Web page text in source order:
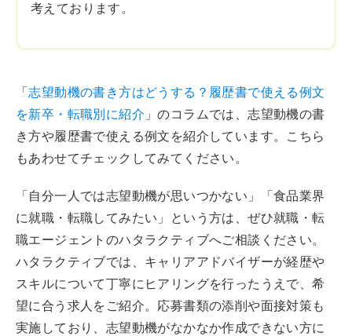
考えております。
「志望動機の書き方はどうする？履歴書で使える例文
を新卒・転職別に紹介 」のコラムでは、志望動機の書
き方や履歴書で使える例文を紹介しています。こちら
もあわせてチェックしてみてください。
「自分一人では志望動機が思いつかない」「食品業界
に就職・転職してみたい」という方は、ぜひ就職・転
職エージェントのハタラクティブへご相談ください。
ハタラクティブでは、キャリアアドバイザーが経歴や
スキルについて丁寧にヒアリングを行ったうえで、希
望に合う求人をご紹介。応募書類の添削や面接対策も
実施しており、志望動機がなかなか作成できない方に